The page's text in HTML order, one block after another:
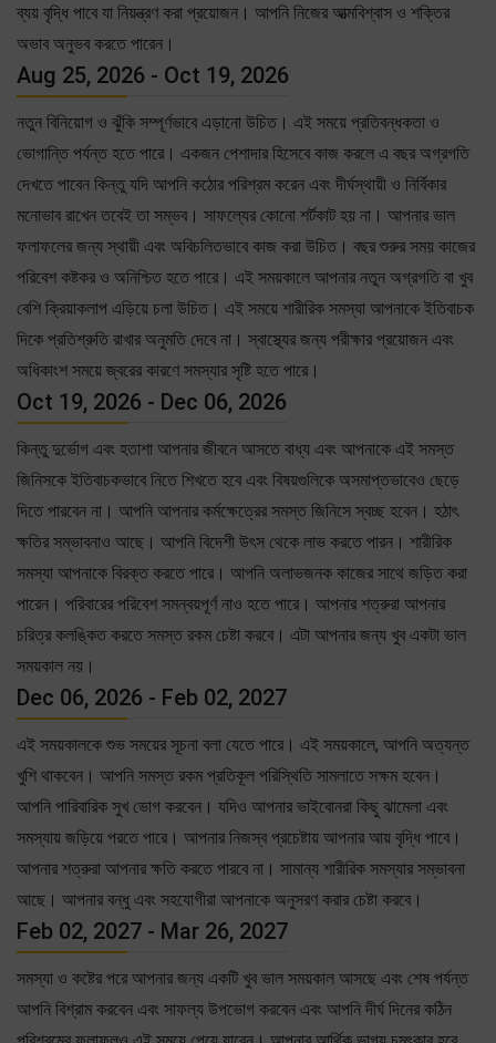
ব্যয় বৃদ্ধি পাবে যা নিয়ন্ত্রণ করা প্রয়োজন। আপনি নিজের আত্মবিশ্বাস ও শক্তির
অভাব অনুভব করতে পারেন।
Aug 25, 2026 - Oct 19, 2026
নতুন বিনিয়োগ ও ঝুঁকি সম্পূর্ণভাবে এড়ানো উচিত। এই সময়ে প্রতিবন্ধকতা ও
ভোগান্তি পর্যন্ত হতে পারে। একজন পেশাদার হিসেবে কাজ করলে এ বছর অগ্রগতি
দেখতে পাবেন কিন্তু যদি আপনি কঠোর পরিশ্রম করেন এবং দীর্ঘস্থায়ী ও নির্বিকার
মনোভাব রাখেন তবেই তা সম্ভব। সাফল্যের কোনো শর্টকাট হয় না। আপনার ভাল
ফলাফলের জন্য স্থায়ী এবং অবিচলিতভাবে কাজ করা উচিত। বছর শুরুর সময় কাজের
পরিবেশ কষ্টকর ও অনিশ্চিত হতে পারে। এই সময়কালে আপনার নতুন অগ্রগতি বা খুব
বেশি ক্রিয়াকলাপ এড়িয়ে চলা উচিত। এই সময়ে শারীরিক সমস্যা আপনাকে ইতিবাচক
দিকে প্রতিশ্রুতি রাখার অনুমতি দেবে না। স্বাস্থ্যের জন্য পরীক্ষার প্রয়োজন এবং
অধিকাংশ সময়ে জ্বরের কারণে সমস্যার সৃষ্টি হতে পারে।
Oct 19, 2026 - Dec 06, 2026
কিন্তু দুর্ভোগ এবং হতাশা আপনার জীবনে আসতে বাধ্য এবং আপনাকে এই সমস্ত
জিনিসকে ইতিবাচকভাবে নিতে শিখতে হবে এবং বিষয়গুলিকে অসমাপ্তভাবেও ছেড়ে
দিতে পারবেন না। আপনি আপনার কর্মক্ষেত্রের সমস্ত জিনিসে স্বচ্ছ হবেন। হঠাৎ
ক্ষতির সম্ভাবনাও আছে। আপনি বিদেশী উৎস থেকে লাভ করতে পারন। শারীরিক
সমস্যা আপনাকে বিরক্ত করতে পারে। আপনি অলাভজনক কাজের সাথে জড়িত করা
পারেন। পরিবারের পরিবেশ সমন্বয়পূর্ণ নাও হতে পারে। আপনার শত্রুরা আপনার
চরিত্র কলঙ্কিত করতে সমস্ত রকম চেষ্টা করবে। এটা আপনার জন্য খুব একটা ভাল
সময়কাল নয়।
Dec 06, 2026 - Feb 02, 2027
এই সময়কালকে শুভ সময়ের সূচনা বলা যেতে পারে। এই সময়কালে, আপনি অত্যন্ত
খুশি থাকবেন। আপনি সমস্ত রকম প্রতিকূল পরিস্থিতি সামলাতে সক্ষম হবেন।
আপনি পারিবারিক সুখ ভোগ করবেন। যদিও আপনার ভাইবোনরা কিছু ঝামেলা এবং
সমস্যায় জড়িয়ে পরতে পারে। আপনার নিজস্ব প্রচেষ্টায় আপনার আয় বৃদ্ধি পাবে।
আপনার শত্রুরা আপনার ক্ষতি করতে পারবে না। সামান্য শারীরিক সমস্যার সম্ভাবনা
আছে। আপনার বন্ধু এবং সহযোগীরা আপনাকে অনুসরণ করার চেষ্টা করবে।
Feb 02, 2027 - Mar 26, 2027
সমস্যা ও কষ্টের পরে আপনার জন্য একটি খুব ভাল সময়কাল আসছে এবং শেষ পর্যন্ত
আপনি বিশ্রাম করবেন এবং সাফল্য উপভোগ করবেন এবং আপনি দীর্ঘ দিনের কঠিন